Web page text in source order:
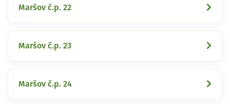
Maršov č.p. 22
Maršov č.p. 23
Maršov č.p. 24